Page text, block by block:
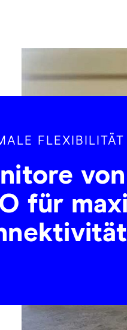
FLEXIBILITÄT
von
für